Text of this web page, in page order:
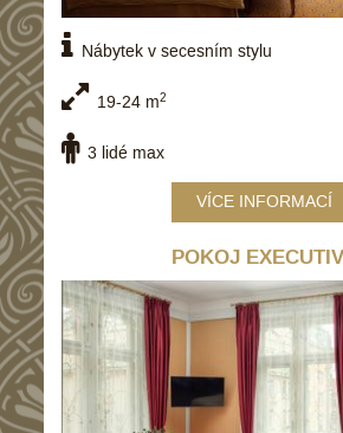
Nábytek v secesním stylu
19-24 m2
3 lidé max
VÍCE INFORMACÍ
POKOJ